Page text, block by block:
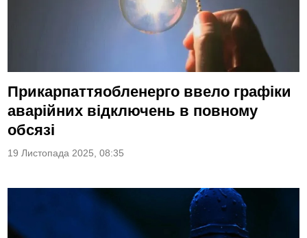
Прикарпаттяобленерго ввело графіки
аварійних відключень в повному
обсязі
19 Листопада 2025, 08:35